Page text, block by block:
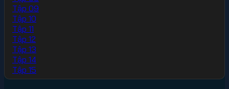
Tập 09
Tập 10
Tập 11
Tập 12
Tập 13
Tập 14
Tập 15